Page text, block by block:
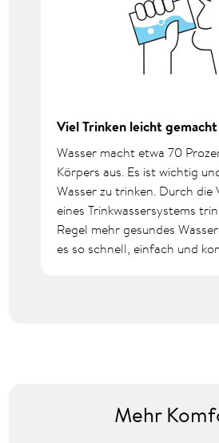
Viel Trinken leicht gemacht
Wasser macht etwa 70
Körpers aus. Es ist wichtig
Wasser zu trinken. Durch die
eines Trinkwassersystems
Regel mehr gesundes
es so schnell, einfach und
Mehr